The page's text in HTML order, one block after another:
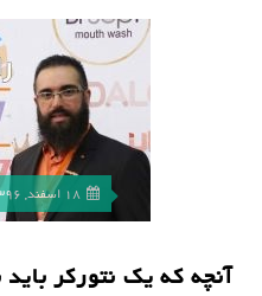
18 اسفند, 1396
آنچه که یک نتورکر